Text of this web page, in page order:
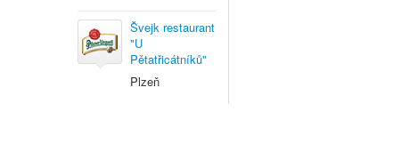
Švejk restaurant
"U
Pětatřicátníků"
Plzeň